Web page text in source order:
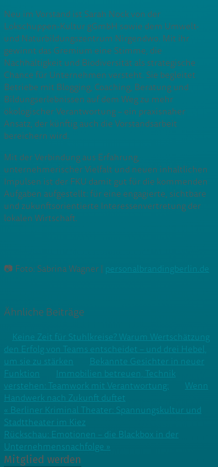
Neu im Vorstand ist Sarah Nock von der
Lokschuppen-Kultur gGmbH sowie dem Umwelt-
und Naturbildungszentrum Nirgendwo. Mit ihr
gewinnt das Gremium eine Stimme, die
Nachhaltigkeit und Biodiversität als strategische
Chance für Unternehmen versteht. Sie begleitet
Betriebe mit Blogging, Coaching, Beratung und
Bildungserlebnissen auf dem Weg zu mehr
ökologischer Verantwortung – ein praxisnaher
Ansatz, der künftig auch die Vorstandsarbeit
bereichern wird.
Mit der Verbindung aus Erfahrung,
unternehmerischer Vielfalt und neuen inhaltlichen
Impulsen ist der FKU damit gut für die kommenden
Aufgaben aufgestellt: für eine engagierte, sichtbare
und zukunftsorientierte Interessenvertretung der
lokalen Wirtschaft.
​📷​ Foto: Sabrina Wagner | personalbrandingberlin.de
Ähnliche Beiträge
Keine Zeit für Stuhlkreise? Warum Wertschätzung
den Erfolg von Teams entscheidet – und drei Hebel,
um sie zu stärken
Bekannte Gesichter in neuer
Funktion
Immobilien betreuen, Technik
verstehen: Teamwork mit Verantwortung:
Wenn
Handwerk nach Zukunft duftet
Beitragsnavigation
« Berliner Kriminal Theater: Spannungskultur und
Stadttheater im Kiez
Rückschau: Emotionen – die Blackbox in der
Unternehmensnachfolge »
Mitglied werden